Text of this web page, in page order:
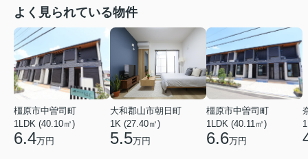
よく見られている物件
橿原市中曽司町
1LDK (40.10㎡)
6.4万円
大和郡山市朝日町
1K (27.40㎡)
5.5万円
橿原市中曽司町
1LDK (40.11㎡)
6.6万円